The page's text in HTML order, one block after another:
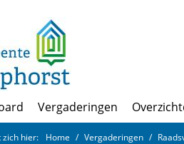
pagina
Vergaderingen
zich hier: Home Vergaderingen